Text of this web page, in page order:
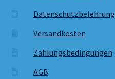
Datenschutzbelehrung
Versandkosten
Zahlungsbedingungen
AGB